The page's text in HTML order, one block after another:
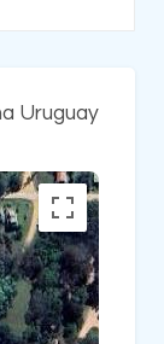
Uruguay